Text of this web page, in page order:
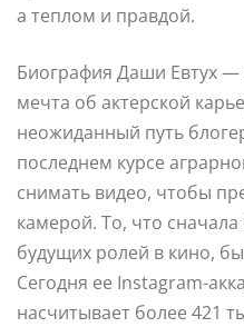
а теплом и правдой.
Биография Даши Евтух —
мечта об актерской
неожиданный путь
последнем курсе
снимать видео, чтобы
камерой. То, что
будущих ролей в кино,
Сегодня ее Instagram-
насчитывает более 421